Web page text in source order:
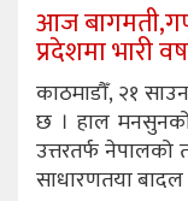
आज
प्रदेशमा भारी
काठमाडौँ, २१
छ । हाल
उत्तरतर्फ
साधारणतया